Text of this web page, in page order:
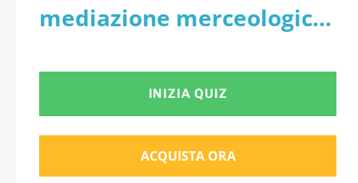
versione 2026
aggiornati
mediazione merceologica
INIZIA QUIZ
ACQUISTA ORA